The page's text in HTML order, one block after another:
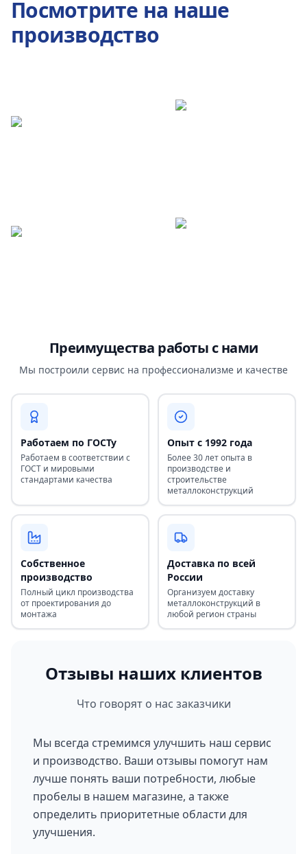
Посмотрите на наше
производство
Преимущества работы с нами
Мы построили сервис на профессионализме и качестве
Работаем по ГОСТу
Работаем в соответствии с
ГОСТ и мировыми
стандартами качества
Опыт с 1992 года
Более 30 лет опыта в
производстве и
строительстве
металлоконструкций
Собственное
производство
Полный цикл производства
от проектирования до
монтажа
Доставка по всей
России
Организуем доставку
металлоконструкций в
любой регион страны
Отзывы наших клиентов
Что говорят о нас заказчики
Мы всегда стремимся улучшить наш сервис
и производство. Ваши отзывы помогут нам
лучше понять ваши потребности, любые
пробелы в нашем магазине, а также
определить приоритетные области для
улучшения.